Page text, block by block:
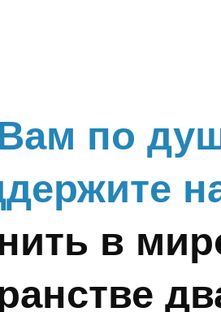
по
в